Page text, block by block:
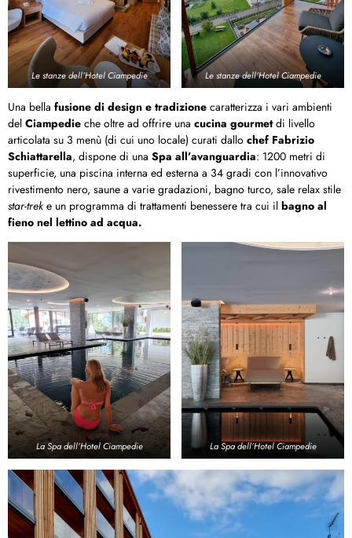
Le stanze dell’Hotel Ciampedie Le stanze dell’Hotel Ciampedie
Una bella fusione di design e tradizione caratterizza i vari ambienti
del Ciampedie che oltre ad offrire una cucina gourmetdi livello
articolata su 3 menù (di cui uno locale) curati dallo chef Fabrizio
Schiattarella, dispone di una Spa all’avanguardia: 1200 metri di
superficie, una piscina interna ed esterna a 34 gradi con l’innovativo
rivestimento nero, saune a varie gradazioni, bagno turco, sale relax stile
star-trek e un programma di trattamenti benessere tra cui il bagno al
fieno nel lettino ad acqua.
La Spa dell’Hotel Ciampedie La Spa dell’Hotel Ciampedie